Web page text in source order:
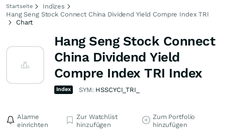
Startseite
Indizes
Hang Seng Stock Connect China Dividend Yield Compre Index TRI
Chart
Hang Seng Stock Connect
China Dividend Yield
Compre Index TRI Index
Index SYM: HSSCYCI_TRI_
Alarme
einrichten
Zur Watchlist
hinzufügen
Zum Portfolio
hinzufügen